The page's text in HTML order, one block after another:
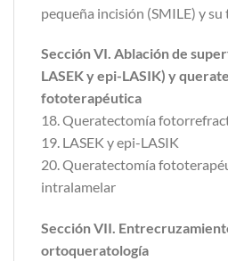
pequeña incisión (SMILE) y
Sección VI. Ablación de
LASEK y epi-LASIK) y
fototerapéutica
18. Queratectomía
19. LASEK y epi-LASIK
20. Queratectomía
intralamelar
Sección VII.
ortoqueratología